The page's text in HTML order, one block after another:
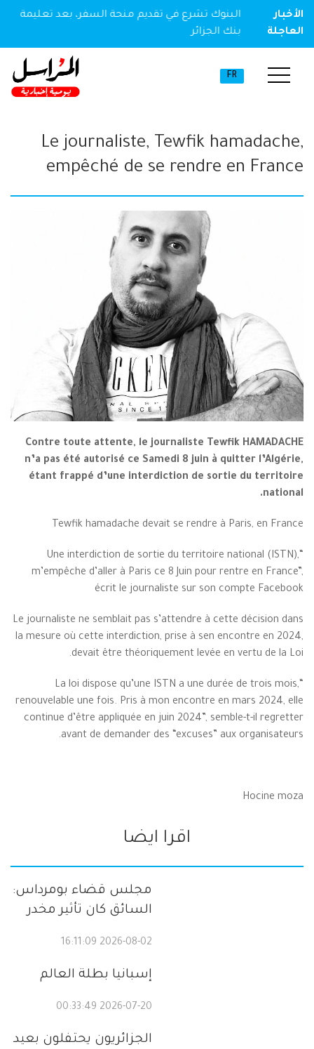
الأخبار
العاجلة
مخدر
البنوك تشرع في تقديم منحة السفر، بعد تعليمة
بنك الجزائر
FR
Le journaliste, Tewfik hamadache,
empêché de se rendre en France
Contre toute attente, le journaliste Tewfik HAMADACHE
n’a pas été autorisé ce Samedi 8 juin à quitter l’Algérie,
étant frappé d’une interdiction de sortie du territoire
national.
Tewfik hamadache devait se rendre à Paris, en France
“Une interdiction de sortie du territoire national (ISTN),
m’empêche d’aller à Paris ce 8 Juin pour rentre en France”,
écrit le journaliste sur son compte Facebook
Le journaliste ne semblait pas s’attendre à cette décision dans
la mesure où cette interdiction, prise à sen encontre en 2024,
devait être théoriquement levée en vertu de la Loi.
“La loi dispose qu’une ISTN a une durée de trois mois,
renouvelable une fois. Pris à mon encontre en mars 2024, elle
continue d’être appliquée en juin 2024”, semble-t-il regretter
avant de demander des “excuses” aux organisateurs.
Hocine moza
اقرا ايضا
مجلس قضاء بومرداس:
السائق كان تأثير مخدر
2026-08-02 16:11:09
إسبانيا بطلة العالم
2026-07-20 00:33:49
الجزائريون يحتفلون بعيد